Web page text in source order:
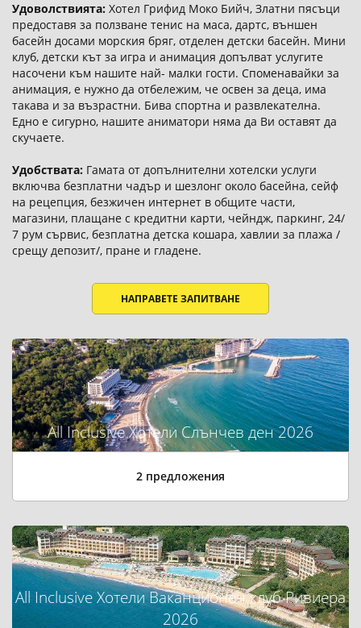
Удоволствията: Хотел Грифид Моко Бийч, Златни пясъци
предоставя за ползване тенис на маса, дартс, външен
басейн досами морския бряг, отделен детски басейн. Мини
клуб, детски кът за игра и анимация допълват услугите
насочени към нашите най- малки гости. Споменавайки за
анимация, е нужно да отбележим, че освен за деца, има
такава и за възрастни. Бива спортна и развлекателна.
Едно е сигурно, нашите аниматори няма да Ви оставят да
скучаете.
Удобствата: Гамата от допълнителни хотелски услуги
включва безплатни чадър и шезлонг около басейна, сейф
на рецепция, безжичен интернет в общите части,
магазини, плащане с кредитни карти, чейндж, паркинг, 24/
7 рум сървис, безплатна детска кошара, хавлии за плажа /
срещу депозит/, пране и гладене.
НАПРАВЕТЕ ЗАПИТВАНЕ
All Inclusive Хотели Слънчев ден 2026
2 предложения
All Inclusive Хотели Ваканционен клуб Ривиера
2026